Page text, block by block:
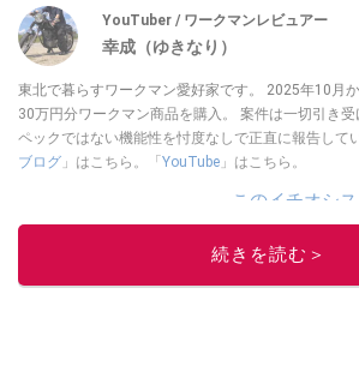
YouTuber / ワークマンレビュアー
幸成（ゆきなり）
東北で暮らすワークマン愛好家です。 2025年10月
30万円分ワークマン商品を購入。 案件は一切引き
ペックではない機能性を忖度なしで正直に報告して
ブログ 」はこちら。「 YouTube 」はこちら。
このイチオシ
続きを読む＞